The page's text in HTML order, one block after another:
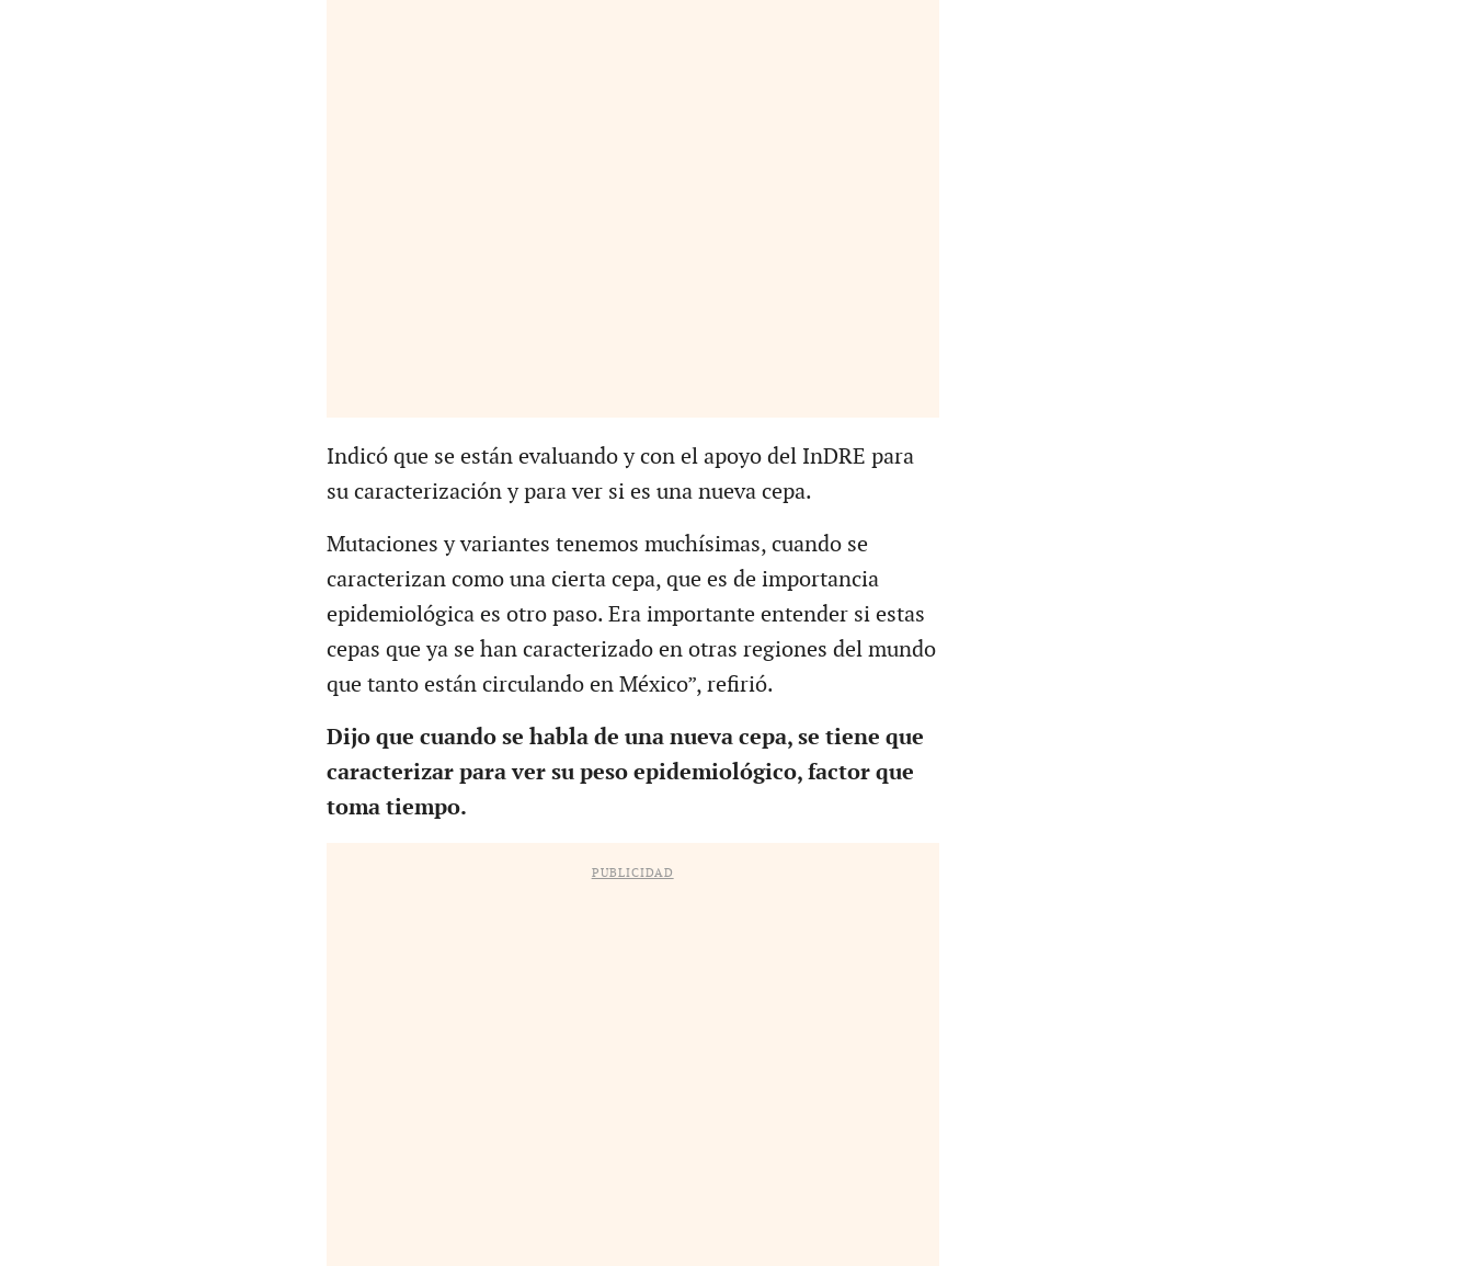
Indicó que se están evaluando y con el apoyo del InDRE para
su caracterización y para ver si es una nueva cepa.
Mutaciones y variantes tenemos muchísimas, cuando se
caracterizan como una cierta cepa, que es de importancia
epidemiológica es otro paso. Era importante entender si estas
cepas que ya se han caracterizado en otras regiones del mundo
que tanto están circulando en México”, refirió.
Dijo que cuando se habla de una nueva cepa, se tiene que
caracterizar para ver su peso epidemiológico, factor que
toma tiempo.
PUBLICIDAD